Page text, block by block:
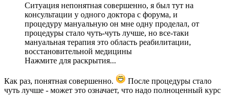
Ситуация непонятная совершенно, я был тут на
консультации у одного доктора с форума, и
процедуру мануальную он мне одну проделал, от
процедуры стало чуть-чуть лучше, но все-таки
мануальная терапия это область реабилитации,
восстановительной медицины
Нажмите для раскрытия...
Как раз, понятная совершенно.
После процедуры стало
чуть лучше - может это означает, что надо полноценный курс